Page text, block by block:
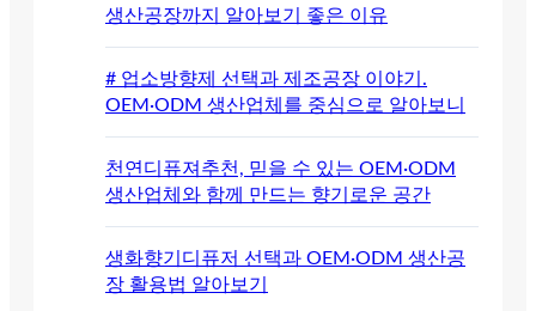
생산공장까지 알아보기 좋은 이유
# 업소방향제 선택과 제조공장 이야기.
OEM·ODM 생산업체를 중심으로 알아보니
천연디퓨져추천, 믿을 수 있는 OEM·ODM
생산업체와 함께 만드는 향기로운 공간
생화향기디퓨저 선택과 OEM·ODM 생산공
장 활용법 알아보기